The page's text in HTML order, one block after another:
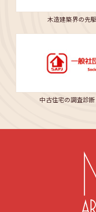
木造建築界の先
中古住宅の調査診